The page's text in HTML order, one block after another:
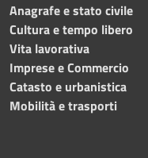
Anagrafe e stato civile
Cultura e tempo libero
Vita lavorativa
Imprese e Commercio
Catasto e urbanistica
Mobilità e trasporti